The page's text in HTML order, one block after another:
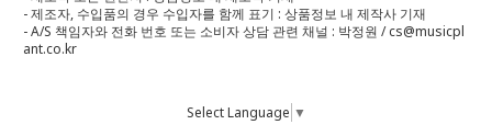
- 제조자, 수입품의 경우 수입자를 함께 표기 : 상품정보 내 제작사 기재
- A/S 책임자와 전화 번호 또는 소비자 상담 관련 채널 : 박정원 / cs@musicpl
ant.co.kr
Select Language ▼